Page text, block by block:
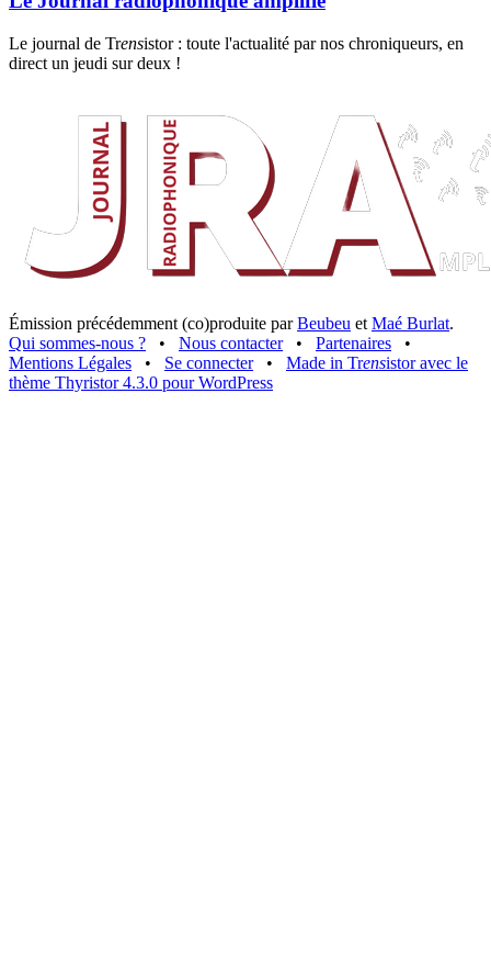
Le journal de Trensistor : toute l'actualité par nos chroniqueurs, en
direct un jeudi sur deux !
Émission précédemment (co)produite parBeubeu et Maé Burlat.
Qui sommes-nous ?
• Nous contacter • Partenaires
•
Mentions Légales
• Se connecter • Made in Trensistor avec le
thème Thyristor 4.3.0 pour WordPress